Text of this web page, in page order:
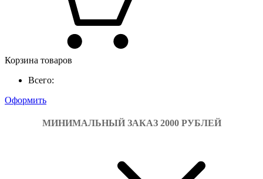
Корзина товаров
Всего:
Оформить
МИНИМАЛЬНЫЙ ЗАКАЗ 2000 РУБЛЕЙ